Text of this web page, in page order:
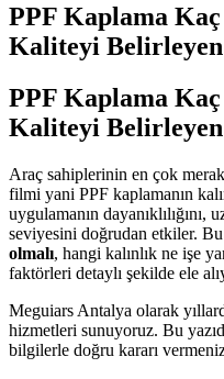
PPF Kaplama
Kaliteyi
PPF Kaplama
Kaliteyi
Araç sahiplerinin en çok
filmi yani PPF kaplamanın
uygulamanın
seviyesini doğrudan etkiler.
olmalı, hangi kalınlık ne işe
faktörleri detaylı şekilde ele
Meguiars Antalya olarak
hizmetleri sunuyoruz. Bu
bilgilerle doğru kararı